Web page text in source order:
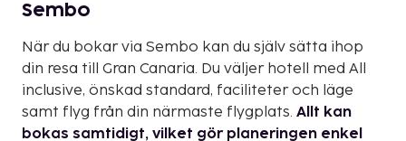
Sembo
När du bokar via Sembo kan du själv sätta ihop
din resa till Gran Canaria. Du väljer hotell med All
inclusive, önskad standard, faciliteter och läge
samt flyg från din närmaste flygplats. Allt kan
bokas samtidigt, vilket gör planeringen enkel